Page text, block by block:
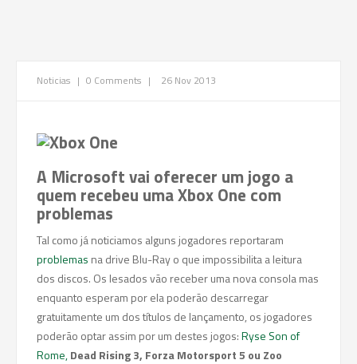
Noticias | 0 Comments | 26 Nov 2013
A Microsoft vai oferecer um jogo a
quem recebeu uma Xbox One com
problemas
Tal como já noticiamos alguns jogadores reportaram
problemas na drive Blu-Ray o que impossibilita a leitura
dos discos. Os lesados vão receber uma nova consola mas
enquanto esperam por ela poderão descarregar
gratuitamente um dos títulos de lançamento, os jogadores
poderão optar assim por um destes jogos:Ryse Son of
Rome,Dead Rising 3, Forza Motorsport 5 ou Zoo